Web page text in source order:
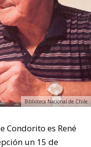
Biblioteca Nacional de Chile
Condorito es René
un 15 de